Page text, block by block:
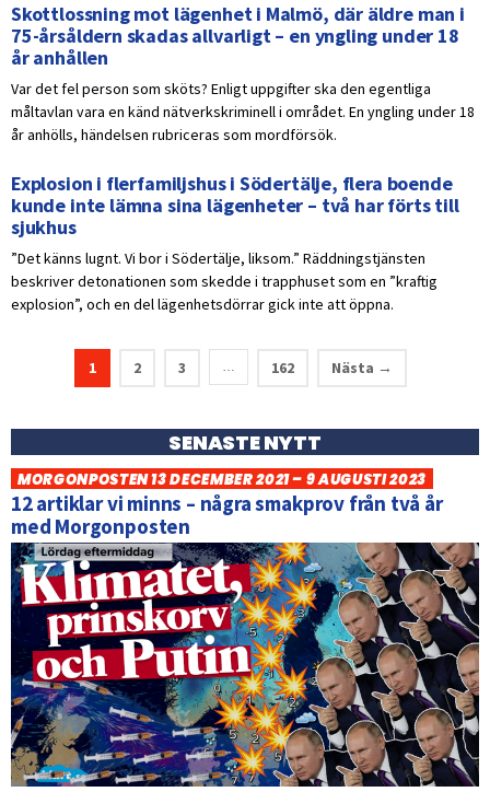
Skottlossning mot lägenhet i Malmö, där äldre man i
75-årsåldern skadas allvarligt – en yngling under 18
år anhållen
Var det fel person som sköts? Enligt uppgifter ska den egentliga
måltavlan vara en känd nätverkskriminell i området. En yngling under 18
år anhölls, händelsen rubriceras som mordförsök.
Explosion i flerfamiljshus i Södertälje, flera boende
kunde inte lämna sina lägenheter – två har förts till
sjukhus
”Det känns lugnt. Vi bor i Södertälje, liksom.” Räddningstjänsten
beskriver detonationen som skedde i trapphuset som en ”kraftig
explosion”, och en del lägenhetsdörrar gick inte att öppna.
1 2 3 … 162 Nästa →
SENASTE NYTT
MORGONPOSTEN 13 DECEMBER 2021 – 9 AUGUSTI 2023
12 artiklar vi minns – några smakprov från två år
med Morgonposten